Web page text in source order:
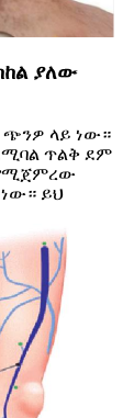
ያለው
ላይ ነው።
ጥልቅ ደም
ይህ